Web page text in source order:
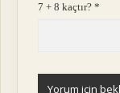
7 + 8 kaçtır?*